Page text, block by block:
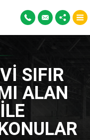
SIFIR
ALAN